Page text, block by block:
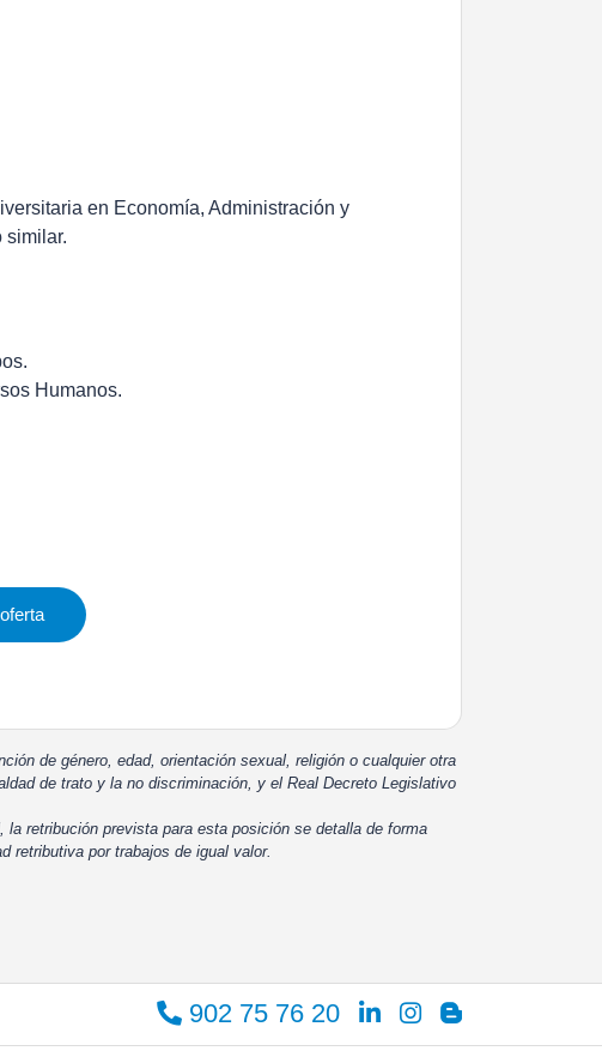
en Economía, Administración y
similar.
Humanos.
de género, edad, orientación sexual, religión o cualquier otra
de trato y la no discriminación, y el Real Decreto Legislativo
retribución prevista para esta posición se detalla de forma
retributiva por trabajos de igual valor.
902 75 76 20